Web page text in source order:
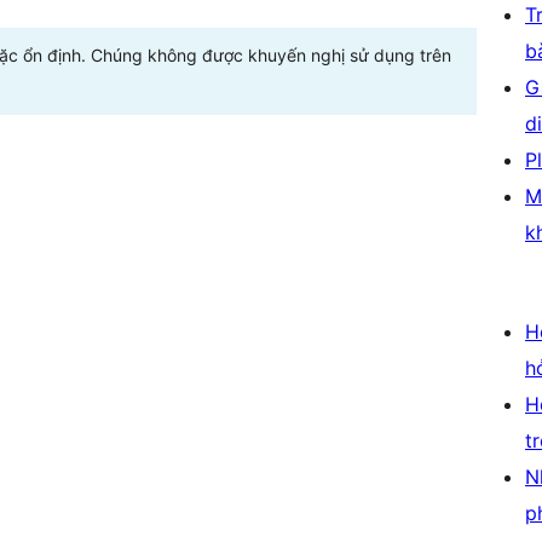
ổn định. Chúng không được khuyến nghị sử dụng trên